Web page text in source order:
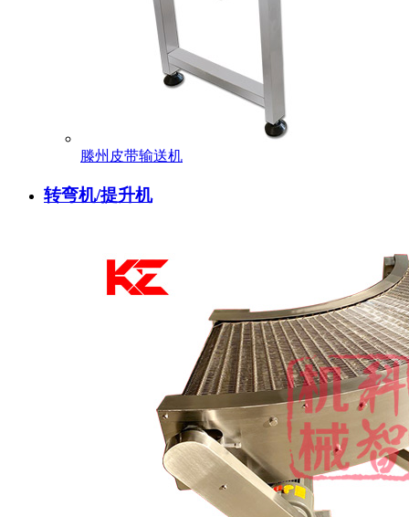
滕州皮带输送机
转弯机/提升机